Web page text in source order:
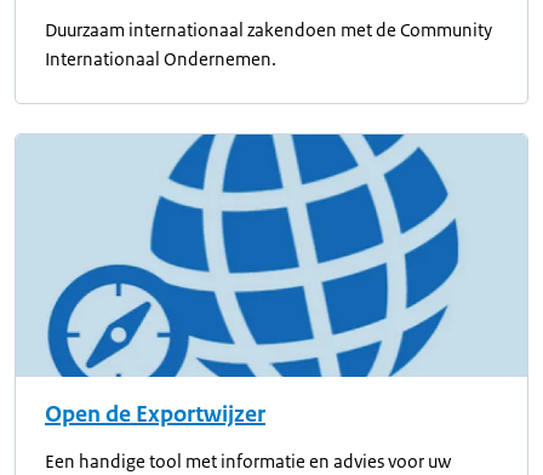
Duurzaam internationaal zakendoen met de Community
Internationaal Ondernemen.
Open de Exportwijzer
Een handige tool met informatie en advies voor uw